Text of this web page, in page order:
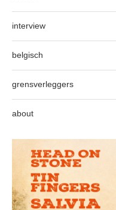
interview
belgisch
grensverleggers
about